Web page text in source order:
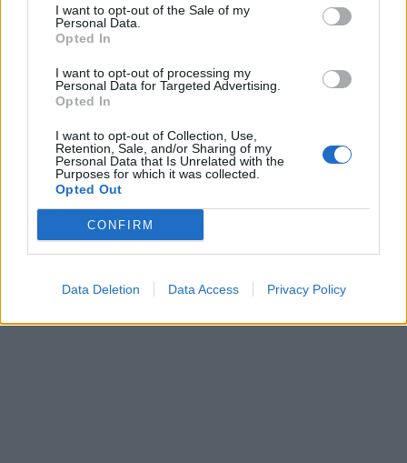
I want to opt-out of the Sale of my
Personal Data.
Opted In
I want to opt-out of processing my
Personal Data for Targeted Advertising.
Opted In
I want to opt-out of Collection, Use,
Retention, Sale, and/or Sharing of my
Personal Data that Is Unrelated with the
Purposes for which it was collected.
Opted Out
CONFIRM
Data Deletion Data Access Privacy Policy
In evidenza